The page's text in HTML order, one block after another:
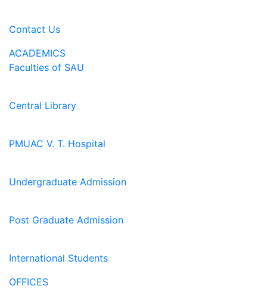
Contact Us
ACADEMICS
Faculties of SAU
Central Library
PMUAC V. T. Hospital
Undergraduate Admission
Post Graduate Admission
International Students
OFFICES